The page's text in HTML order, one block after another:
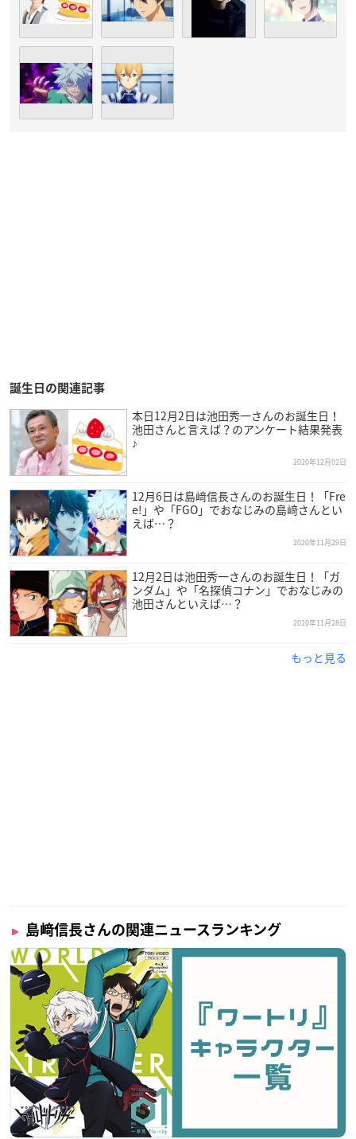
誕生日の関連記事
本日12月2日は池田秀一さんのお誕生日！
池田さんと言えば？のアンケート結果発表
♪
2020年12月02日
12月6日は島﨑信長さんのお誕生日！「Fre
e!」や「FGO」でおなじみの島﨑さんとい
えば…？
2020年11月29日
12月2日は池田秀一さんのお誕生日！「ガ
ンダム」や「名探偵コナン」でおなじみの
池田さんといえば…？
2020年11月28日
もっと見る
島﨑信長さんの関連ニュースランキング